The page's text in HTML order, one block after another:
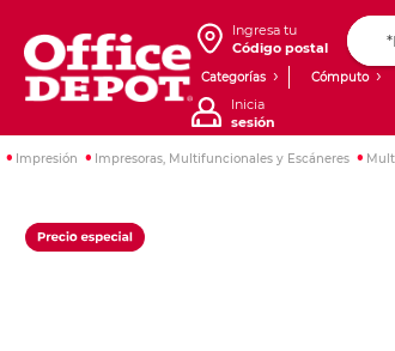
Ingresa tu
Código postal
Categorías Cómputo
Inicia
sesión
Impresión Impresoras, Multifuncionales y Escáneres